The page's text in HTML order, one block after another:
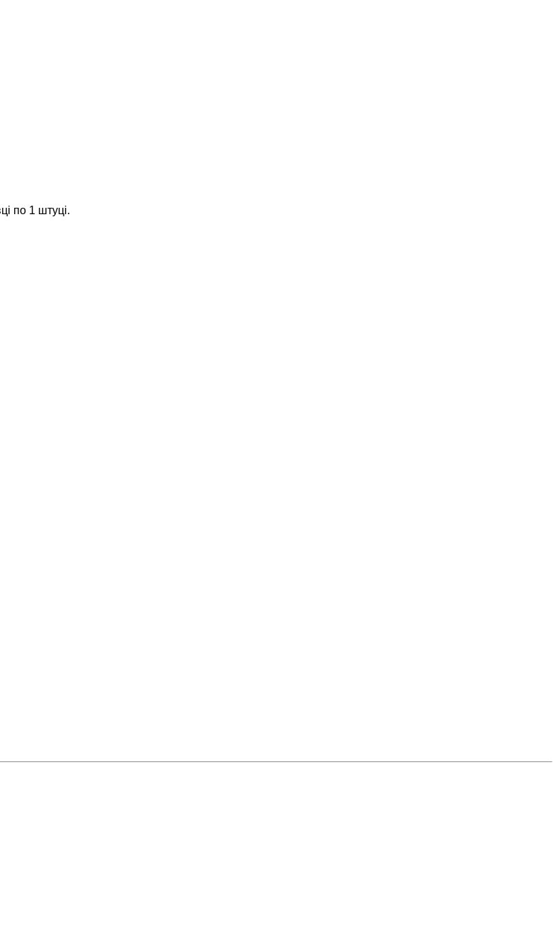
по 1 штуці.